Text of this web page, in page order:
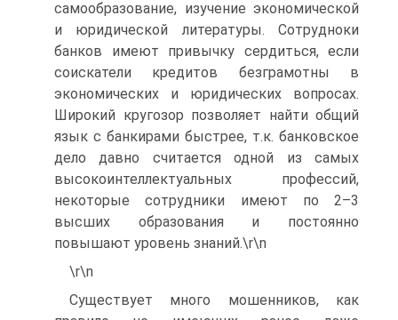
самообразование, изучение экономической
и юридической литературы. Сотрудноки
банков имеют привычку сердиться, если
соискатели кредитов безграмотны в
экономических и юридических вопросах.
Широкий кругозор позволяет найти общий
язык с банкирами быстрее, т.к. банковское
дело давно считается одной из самых
высокоинтеллектуальных профессий,
некоторые сотрудники имеют по 2–3
высших образования и постоянно
повышают уровень знаний.\r\n
\r\n
Существует много мошенников, как